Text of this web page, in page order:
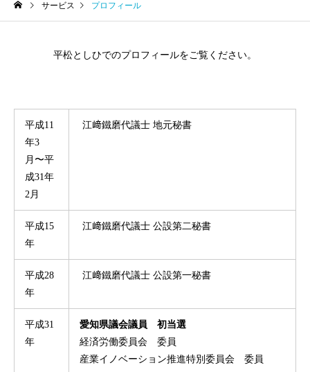
サービス プロフィール
平松としひでのプロフィールをご覧ください。
平成11
年3
月〜平
成31年
2月
江﨑鐵磨代議士 地元秘書
平成15
年
江﨑鐵磨代議士 公設第二秘書
平成28
年
江﨑鐵磨代議士 公設第一秘書
平成31
年
愛知県議会議員 初当選
経済労働委員会 委員
産業イノベーション推進特別委員会 委員